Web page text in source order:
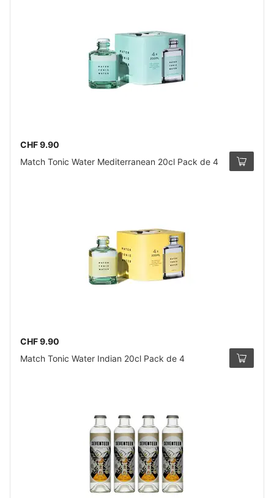
CHF 9.90
Match Tonic Water Mediterranean 20cl Pack de 4
CHF 9.90
Match Tonic Water Indian 20cl Pack de 4